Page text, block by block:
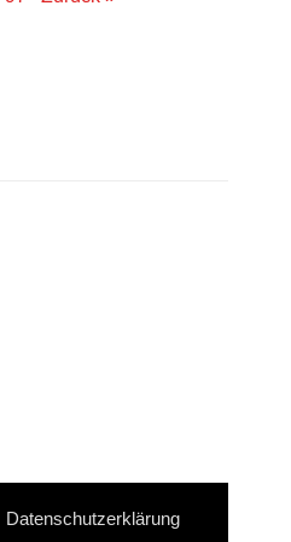
Datenschutzerklärung